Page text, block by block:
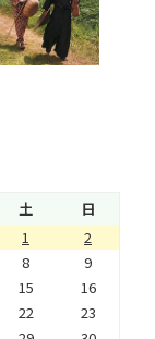
土
日
1
2
8
9
15
16
22
23